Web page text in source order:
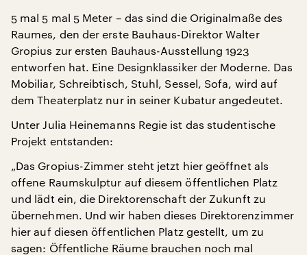
5 mal 5 mal 5 Meter – das sind die Originalmaße des
Raumes, den der erste Bauhaus-Direktor Walter
Gropius zur ersten Bauhaus-Ausstellung 1923
entworfen hat. Eine Designklassiker der Moderne. Das
Mobiliar, Schreibtisch, Stuhl, Sessel, Sofa, wird auf
dem Theaterplatz nur in seiner Kubatur angedeutet.
Unter Julia Heinemanns Regie ist das studentische
Projekt entstanden:
„Das Gropius-Zimmer steht jetzt hier geöffnet als
offene Raumskulptur auf diesem öffentlichen Platz
und lädt ein, die Direktorenschaft der Zukunft zu
übernehmen. Und wir haben dieses Direktorenzimmer
hier auf diesen öffentlichen Platz gestellt, um zu
sagen: Öffentliche Räume brauchen noch mal